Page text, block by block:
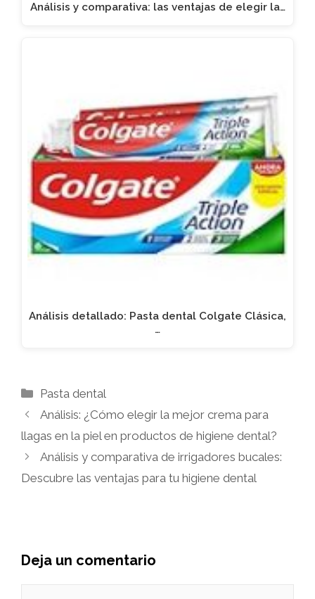
Análisis y comparativa: las ventajas de elegir la…
Análisis detallado: Pasta dental Colgate Clásica,
…
Categorías
Pasta dental
Análisis: ¿Cómo elegir la mejor crema para
llagas en la piel en productos de higiene dental?
Análisis y comparativa de irrigadores bucales:
Descubre las ventajas para tu higiene dental
Deja un comentario